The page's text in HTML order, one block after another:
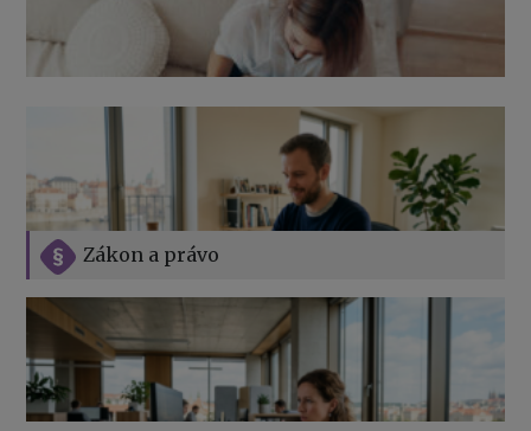
Zákon a právo
Jak na podnikání při rodičovské dovolené
Přehledy pro OSSZ a zdravotní pojišťovny – jak na ně
v roce 2026